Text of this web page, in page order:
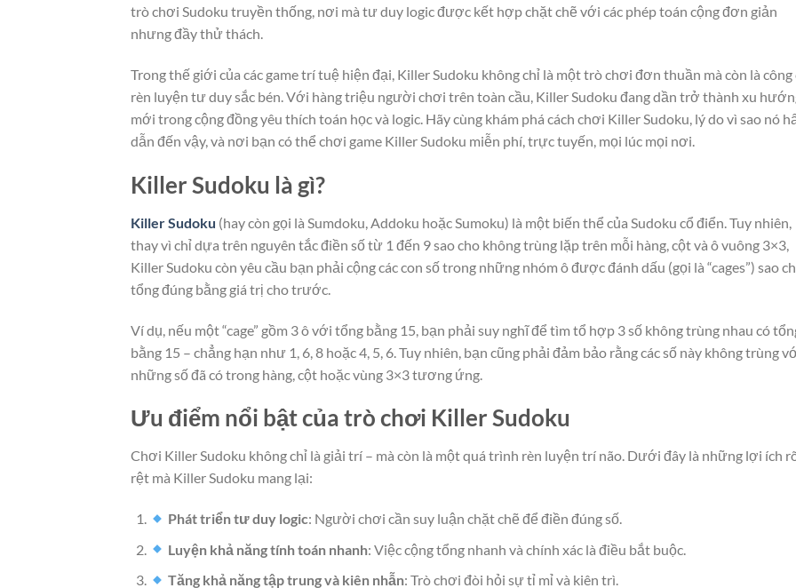
trò chơi Sudoku truyền thống, nơi mà tư duy logic được kết hợp chặt chẽ với các phép toán cộng đơn giản
nhưng đầy thử thách.
Trong thế giới của các game trí tuệ hiện đại, Killer Sudoku không chỉ là một trò chơi đơn thuần mà còn là công
rèn luyện tư duy sắc bén. Với hàng triệu người chơi trên toàn cầu, Killer Sudoku đang dần trở thành xu
mới trong cộng đồng yêu thích toán học và logic. Hãy cùng khám phá cách chơi Killer Sudoku, lý do vì sao nó
dẫn đến vậy, và nơi bạn có thể chơi game Killer Sudoku miễn phí, trực tuyến, mọi lúc mọi nơi.
Killer Sudoku là gì?
Killer Sudoku (hay còn gọi là Sumdoku, Addoku hoặc Sumoku) là một biến thể của Sudoku cổ điển. Tuy nhiên,
thay vì chỉ dựa trên nguyên tắc điền số từ 1 đến 9 sao cho không trùng lặp trên mỗi hàng, cột và ô vuông 3×3,
Killer Sudoku còn yêu cầu bạn phải cộng các con số trong những nhóm ô được đánh dấu (gọi là “cages”) sao
tổng đúng bằng giá trị cho trước.
Ví dụ, nếu một “cage” gồm 3 ô với tổng bằng 15, bạn phải suy nghĩ để tìm tổ hợp 3 số không trùng nhau có
bằng 15 – chẳng hạn như 1, 6, 8 hoặc 4, 5, 6. Tuy nhiên, bạn cũng phải đảm bảo rằng các số này không trùng
những số đã có trong hàng, cột hoặc vùng 3×3 tương ứng.
Ưu điểm nổi bật của trò chơi Killer Sudoku
Chơi Killer Sudoku không chỉ là giải trí – mà còn là một quá trình rèn luyện trí não. Dưới đây là những lợi ích
rệt mà Killer Sudoku mang lại:
Phát triển tư duy logic: Người chơi cần suy luận chặt chẽ để điền đúng số.
Luyện khả năng tính toán nhanh: Việc cộng tổng nhanh và chính xác là điều bắt buộc.
Tăng khả năng tập trung và kiên nhẫn: Trò chơi đòi hỏi sự tỉ mỉ và kiên trì.